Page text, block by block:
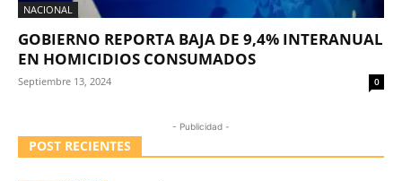
NACIONAL
GOBIERNO REPORTA BAJA DE 9,4% INTERANUAL
EN HOMICIDIOS CONSUMADOS
Septiembre 13, 2024 0
- Publicidad -
POST RECIENTES